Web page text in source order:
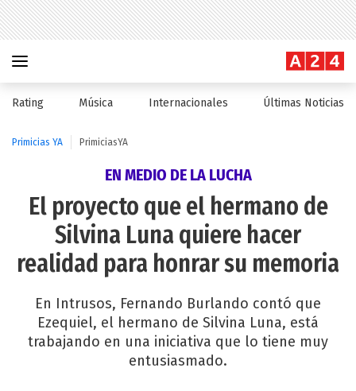
Rating Música Internacionales Últimas Noticias
Primicias YA PrimiciasYA
EN MEDIO DE LA LUCHA
El proyecto que el hermano de
Silvina Luna quiere hacer
realidad para honrar su memoria
En Intrusos, Fernando Burlando contó que
Ezequiel, el hermano de Silvina Luna, está
trabajando en una iniciativa que lo tiene muy
entusiasmado.